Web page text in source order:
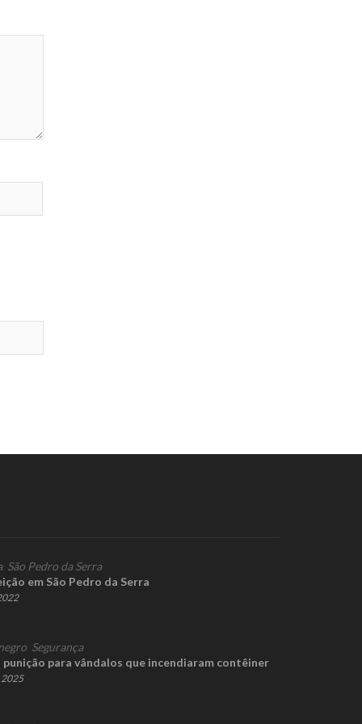
, São Pedro da Serra
em São Pedro da Serra
Segurança
para vândalos que incendiaram contêiner
2025